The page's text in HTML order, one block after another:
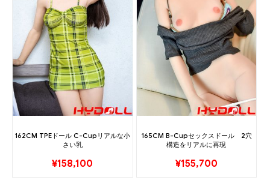
162CM TPEドール C-Cupリアルな小
さい乳
¥158,100
165CM B-Cupセックスドール 2穴
構造をリアルに再現
¥155,700